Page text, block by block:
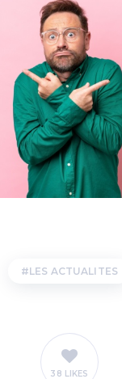
LES ACTUALITES
38 LIKES